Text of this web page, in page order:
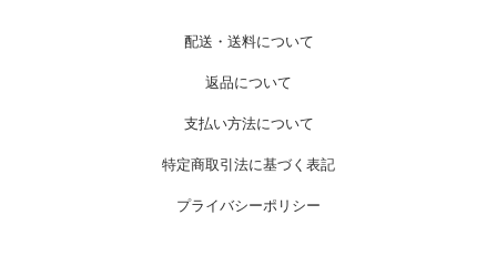
配送・送料について
返品について
支払い方法について
特定商取引法に基づく表記
プライバシーポリシー